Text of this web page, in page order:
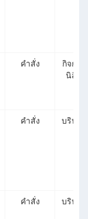
คำสั่ง
กิจการ
นิสิต
คำสั่ง บริหาร
คำสั่ง บริหาร